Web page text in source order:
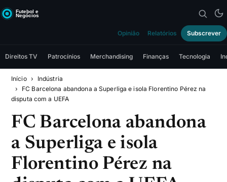
Opinião Relatórios Subscrever
Direitos TV Patrocínios Merchandising Finanças Tecnologia
Início
Indústria
FC Barcelona abandona a Superliga e isola Florentino Pérez na
disputa com a UEFA
FC Barcelona abandona
a Superliga e isola
Florentino Pérez na